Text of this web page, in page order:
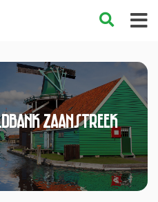
Zaanstreek